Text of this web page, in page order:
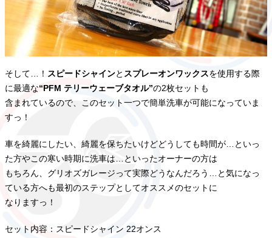
そして…！ スピードシャインと スプレーオンワックスを使用する際
に最適な“PFM テリーウェーブタオル”の2枚セットも
含まれているので、このセット一つで簡単洗車が可能になっていま
すっ！
車を綺麗にしたい、綺麗を保ちたいけどどうしても時間が…といっ
た方やこの寒い時期に洗車は…といったオーナーの方は
もちろん、グリオズガレージって実際どうなんだろう…と気になっ
ている方へも最初のステップとしてオススメのセットに
なりますっ！
セット内容：スピードシャイン 22オンス